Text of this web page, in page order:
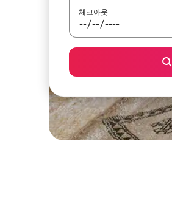
체크아웃